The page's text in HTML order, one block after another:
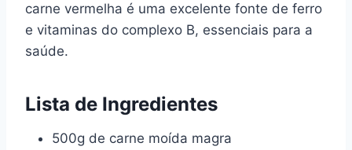
carne vermelha é uma excelente fonte de ferro
e vitaminas do complexo B, essenciais para a
saúde.
Lista de Ingredientes
500g de carne moída magra